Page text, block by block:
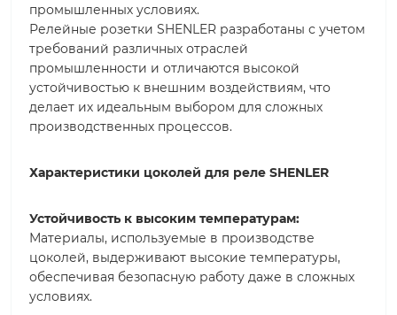
промышленных условиях.
Релейные розетки SHENLER разработаны с учетом
требований различных отраслей
промышленности и отличаются высокой
устойчивостью к внешним воздействиям, что
делает их идеальным выбором для сложных
производственных процессов.
Характеристики цоколей для реле SHENLER
Устойчивость к высоким температурам:
Материалы, используемые в производстве
цоколей, выдерживают высокие температуры,
обеспечивая безопасную работу даже в сложных
условиях.